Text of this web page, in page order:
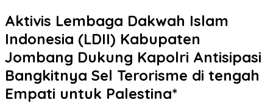
Aktivis Lembaga Dakwah Islam
Indonesia (LDII) Kabupaten
Jombang Dukung Kapolri Antisipasi
Bangkitnya Sel Terorisme di tengah
Empati untuk Palestina*